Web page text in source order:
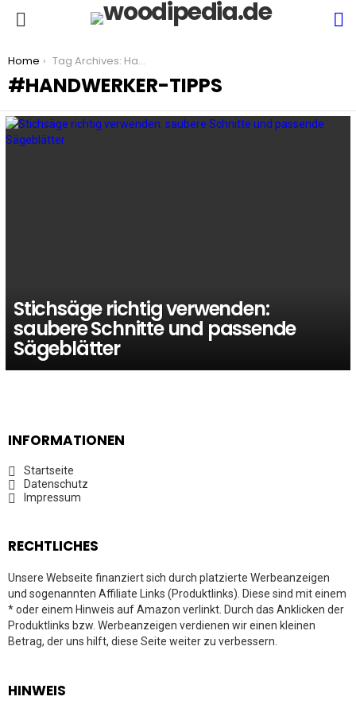
You are here:
Home Tag Archives: Handwerker-Tipps
HANDWERKER-TIPPS
LATEST
Stichsäge richtig verwenden:
saubere Schnitte und passende
Sägeblätter
INFORMATIONEN
Startseite
Datenschutz
Impressum
RECHTLICHES
Unsere Webseite finanziert sich durch platzierte Werbeanzeigen
und sogenannten Affiliate Links (Produktlinks). Diese sind mit einem
* oder einem Hinweis auf Amazon verlinkt. Durch das Anklicken der
Produktlinks bzw. Werbeanzeigen verdienen wir einen kleinen
Betrag, der uns hilft, diese Seite weiter zu verbessern.
HINWEIS